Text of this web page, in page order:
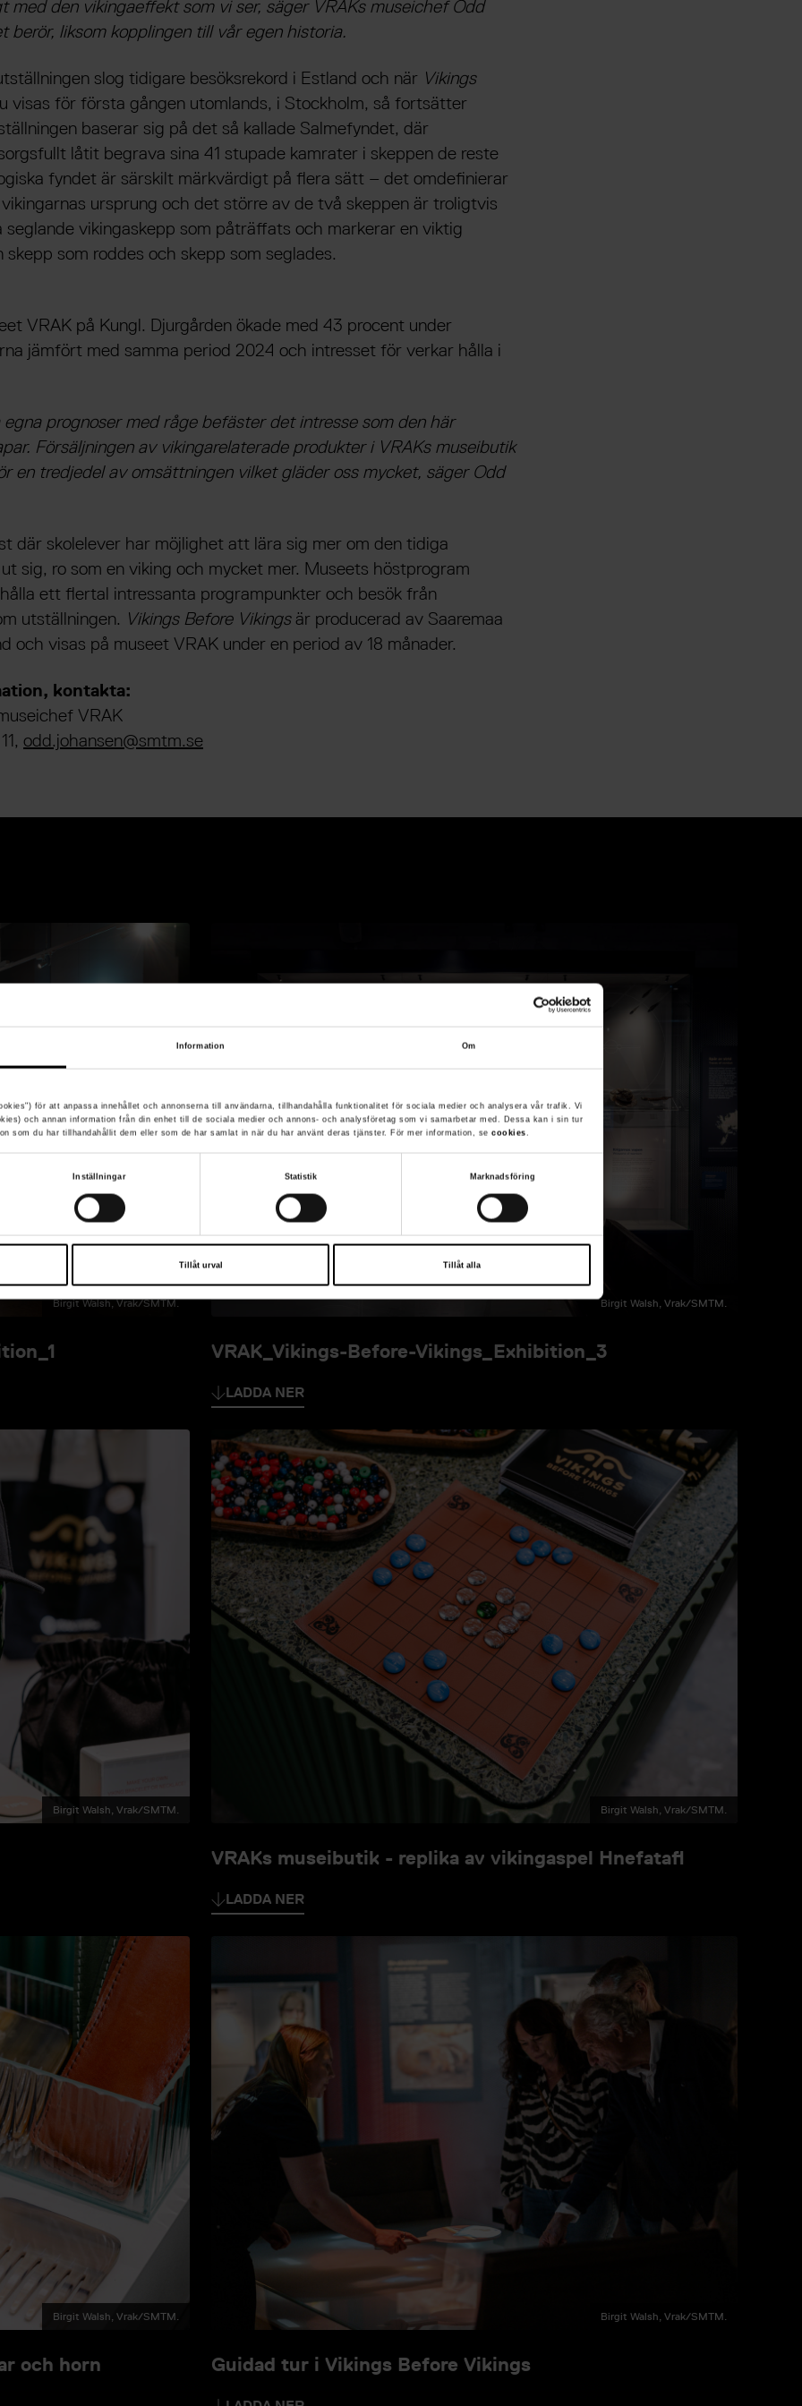
Information Om
för att anpassa innehållet och annonserna till användarna, tillhandahålla funktionalitet för sociala medier och analysera vår trafik. Vi
och annan information från din enhet till de sociala medier och annons- och analysföretag som vi samarbetar med. Dessa kan i sin tur
som du har tillhandahållit dem eller som de har samlat in när du har använt deras tjänster. För mer information, secookies .
Inställningar Statistik Marknadsföring
Tillåt urval Tillåt alla
med den vikingaeffekt som vi ser, säger VRAKs museichef Odd
berör, liksom kopplingen till vår egen historia.
slog tidigare besöksrekord i Estland och när Vikings
visas för första gången utomlands, i Stockholm, så fortsätter
baserar sig på det så kallade Salmefyndet, där
låtit begrava sina 41 stupade kamrater i skeppen de reste
fyndet är särskilt märkvärdigt på flera sätt – det omdefinierar
ursprung och det större av de två skeppen är troligtvis
seglande vikingaskepp som påträffats och markerar en viktig
som roddes och skepp som seglades.
VRAK på Kungl. Djurgården ökade med 43 procent under
jämfört med samma period 2024 och intresset för verkar hålla i
prognoser med råge befäster det intresse som den här
Försäljningen av vikingarelaterade produkter i VRAKs museibutik
en tredjedel av omsättningen vilket gläder oss mycket, säger Odd
där skolelever har möjlighet att lära sig mer om den tidiga
sig, ro som en viking och mycket mer. Museets höstprogram
ett flertal intressanta programpunkter och besök från
utställningen. Vikings Before Vikingsär producerad av Saaremaa
och visas på museet VRAK under en period av 18 månader.
kontakta:
VRAK
odd.johansen@smtm.se
Birgit Walsh, Vrak/SMTM.
VRAK_Vikings-Before-Vikings_Exhibition_3
Birgit Walsh, Vrak/SMTM.
LADDA NER
Birgit Walsh, Vrak/SMTM.
VRAKs museibutik - replika av vikingaspel Hnefatafl
Birgit Walsh, Vrak/SMTM.
LADDA NER
och horn
Birgit Walsh, Vrak/SMTM.
Guidad tur i Vikings Before Vikings
Birgit Walsh, Vrak/SMTM.